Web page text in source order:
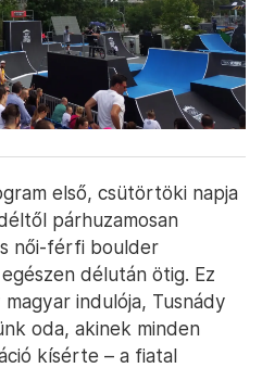
első, csütörtöki napja
párhuzamosan
női-férfi boulder
délután ötig. Ez
indulója, Tusnády
oda, akinek minden
kísérte – a fiatal